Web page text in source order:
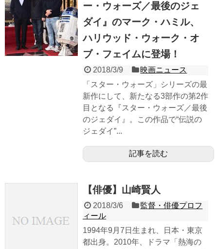
ー・ウォーズ／最後のジェ
ダイ』のマーク・ハミル、
ハリウッド・ウォーク・オ
ブ・フェイムに登場！
2018/3/9
映画ニュース
「スター・ウォーズ」シリーズの最
新作にして、新たなる3部作の第2作
目となる『スター・ウォーズ／最後
のジェダイ』。この作品で“伝説の
ジェダイ”...
記事を読む
【俳優】山崎賢人
2018/3/6
監督・俳優プロフ
ィール
1994年9月7日生まれ、日本・東京
都出身。2010年、ドラマ「熱海の